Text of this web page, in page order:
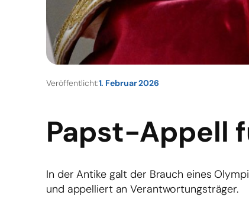
Veröffentlicht:1. Februar 2026
Papst-Appell
In der Antike galt der Brauch eines
und appelliert an Verantwortungsträger.